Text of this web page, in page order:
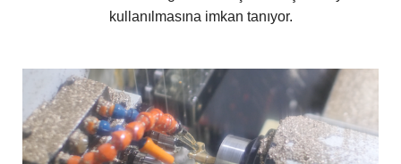
kullanılmasına imkan tanıyor.